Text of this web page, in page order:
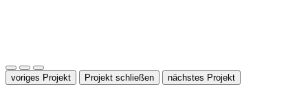
voriges Projekt Projekt schließen nächstes Projekt